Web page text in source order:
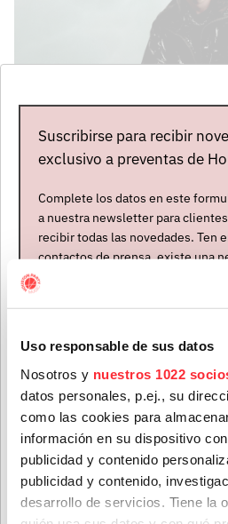
Uso responsable de sus datos
Nosotros y nuestros 1022
datos personales, p.ej., su
como las cookies para
información en su dispositivo
publicidad y contenido
publicidad y contenido,
desarrollo de servicios. Tiene la
Artistas
Suscribirse para recibir
exclusivo a preventas de
Complete los datos en este
a nuestra newsletter para
recibir todas las novedades. Ten
contactos de prensa, existe una
formar parte de ella, envíanos un
Apellidos
Correo electrónico*